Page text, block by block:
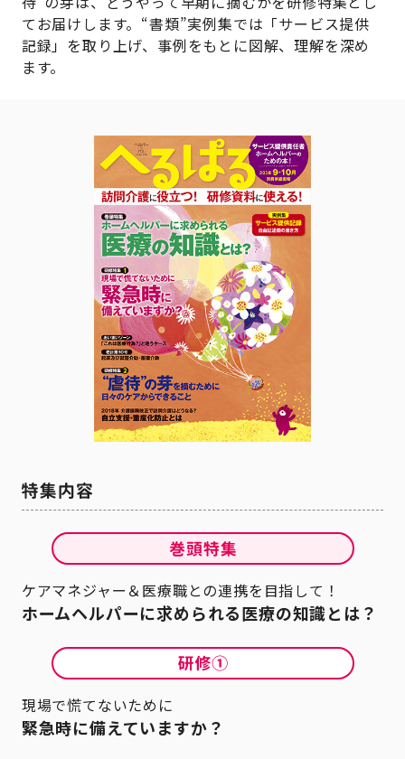
てお届けします。“書類”実例集では「サービス提供
記録」を取り上げ、事例をもとに図解、理解を深め
ます。
ケアマネジャー＆医療職との連携を目指して！
ホームヘルパーに求められる医療の知識とは？
現場で慌てないために
緊急時に備えていますか？